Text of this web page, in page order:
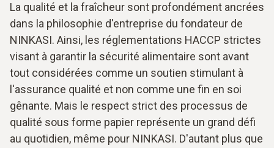
La qualité et la fraîcheur sont profondément ancrées
dans la philosophie d'entreprise du fondateur de
NINKASI. Ainsi, les réglementations HACCP strictes
visant à garantir la sécurité alimentaire sont avant
tout considérées comme un soutien stimulant à
l'assurance qualité et non comme une fin en soi
gênante. Mais le respect strict des processus de
qualité sous forme papier représente un grand défi
au quotidien, même pour NINKASI. D'autant plus que